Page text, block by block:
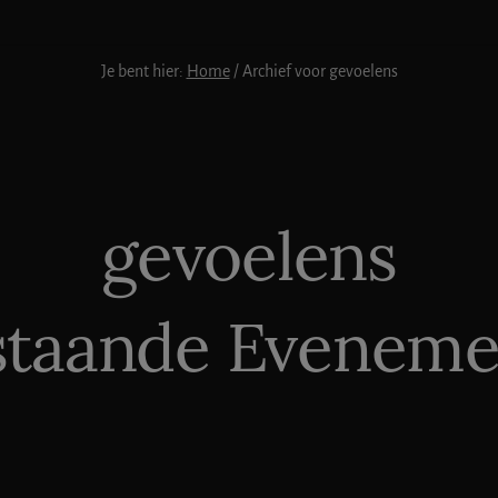
Je bent hier: Home /Archief voor gevoelens
gevoelens